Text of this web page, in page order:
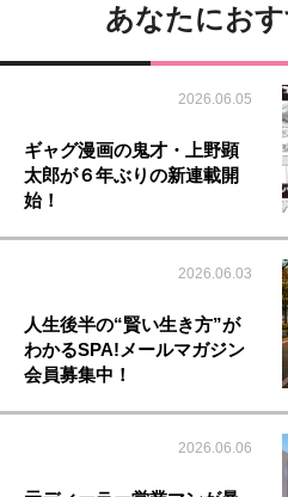
あなたにお
2026.06.05
ギャグ漫画の鬼才・上野顕
太郎が６年ぶりの新連載開
始！
2026.06.03
人生後半の“賢い生き方”が
わかるSPA!メールマガジン
会員募集中！
2026.06.06